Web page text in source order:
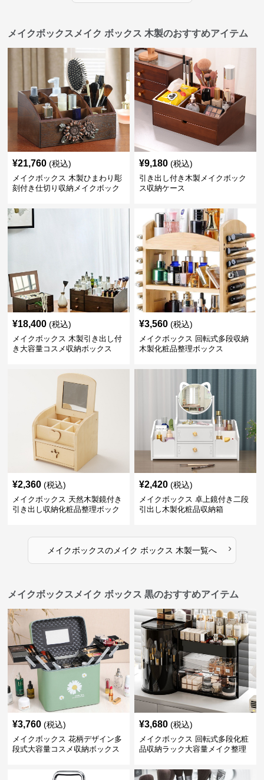
メイクボックスメイク ボックス 木製のおすすめアイテム
¥21,760 (税込)
メイクボックス 木製ひまわり彫
刻付き仕切り収納メイクボック
¥9,180 (税込)
引き出し付き木製メイクボック
ス収納ケース
¥18,400 (税込)
メイクボックス 木製引き出し付
き大容量コスメ収納ボックス
¥3,560 (税込)
メイクボックス 回転式多段収納
木製化粧品整理ボックス
¥2,360 (税込)
メイクボックス 天然木製鏡付き
引き出し収納化粧品整理ボック
¥2,420 (税込)
メイクボックス 卓上鏡付き二段
引出し木製化粧品収納箱
メイクボックスのメイク ボックス 木製一覧へ ›
メイクボックスメイク ボックス 黒のおすすめアイテム
¥3,760 (税込)
メイクボックス 花柄デザイン多
段式大容量コスメ収納ボックス
¥3,680 (税込)
メイクボックス 回転式多段化粧
品収納ラック大容量メイク整理